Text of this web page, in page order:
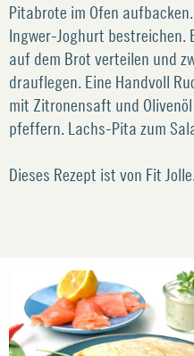
Pitabrote im Ofen
Ingwer-Joghurt bestreichen.
auf dem Brot verteilen und
drauflegen. Eine Handvoll
mit Zitronensaft und
pfeffern. Lachs-Pita zum
Dieses Rezept ist von Fit Jolle.